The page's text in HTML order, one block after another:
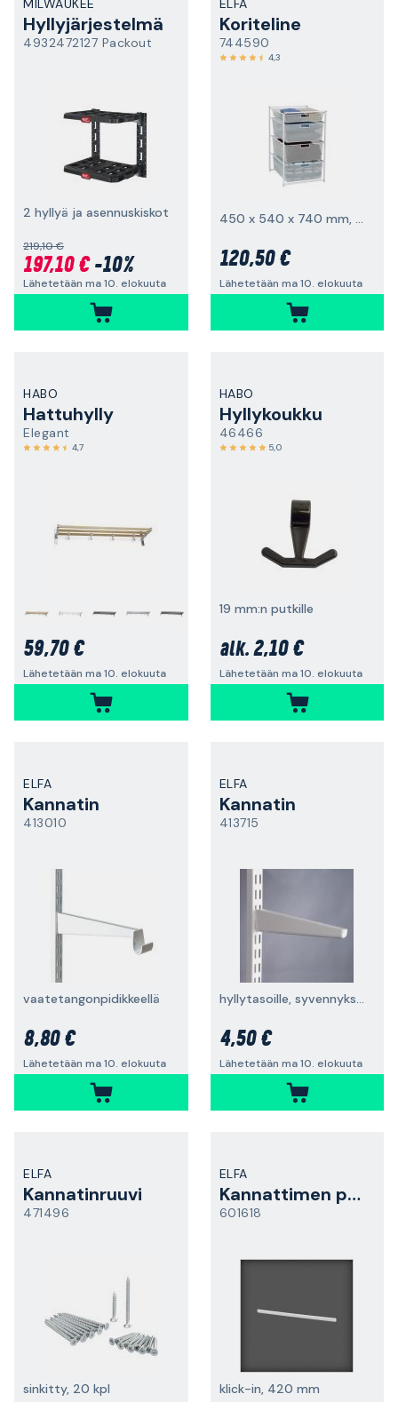
MILWAUKEE
Hyllyjärjestelmä
4932472127 Packout
2 hyllyä ja asennuskiskot
219,10 €
197,10 €-10%
Lähetetään ma 10. elokuuta
ELFA
Koriteline
744590
4,3
450 x 540 x 740 mm, meshkori
120,50 €
Lähetetään ma 10. elokuuta
HABO
Hattuhylly
Elegant
4,7
59,70 €
Lähetetään ma 10. elokuuta
HABO
Hyllykoukku
46466
5,0
19 mm:n putkille
alk. 2,10 €
Lähetetään ma 10. elokuuta
ELFA
Kannatin
413010
vaatetangonpidikkeellä
8,80 €
Lähetetään ma 10. elokuuta
ELFA
Kannatin
413715
hyllytasoille, syvennykset
4,50 €
Lähetetään ma 10. elokuuta
ELFA
Kannatinruuvi
471496
sinkitty, 20 kpl
ELFA
Kannattimen peitelista
601618
klick-in, 420 mm